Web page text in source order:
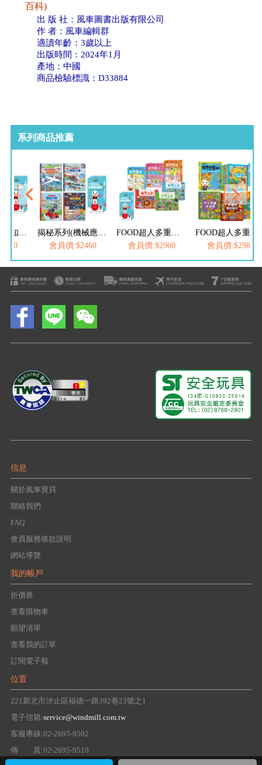
百科)
出 版 社：風車圖書出版有限公司
作 者：風車編輯群
適讀年齡：3歲以上
出版時間：2024年1月
產地：中國
商品檢驗標識：D33884
系列商品推薦
揭秘系列(生活知識翻翻百科)-點讀套組
揭秘系列(機械應用翻翻百科)-點讀套組
會員價:$2460
FOOD超人多重點讀筆-認知啟蒙組
會員價:$2960
會員價:$2980
信息
關於風車寶貝
聯絡我們
FAQ
會員服務條款說明
網站導覽
我的帳戶
折價券
查看購物車
願望清單
查看我的訂單
訂閱電子報
位置
221新北市汐止區福德一路392巷23號之1
電子信箱:service@windmill.com.tw
客服專線:02-2695-9502
傳 真:02-2695-9510